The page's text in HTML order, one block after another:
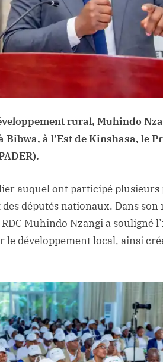
rural
»,MinEtat
Muhindo
Nzangi
rural, Muhindo
à l’Est de Kinshasa, le
auquel ont participé
députés nationaux. Dans
Muhindo Nzangi a souligné
développement local, ainsi